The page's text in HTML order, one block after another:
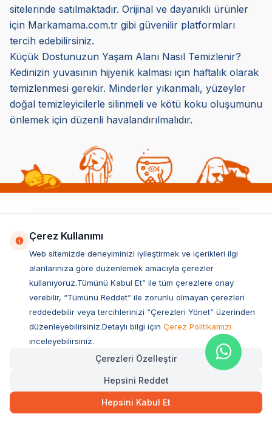
sitelerinde satılmaktadır. Orijinal ve dayanıklı ürünler
için Markamama.com.tr gibi güvenilir platformları
tercih edebilirsiniz.
Küçük Dostunuzun Yaşam Alanı Nasıl Temizlenir?
Kedinizin yuvasının hijyenik kalması için haftalık olarak
temizlenmesi gerekir. Minderler yıkanmalı, yüzeyler
doğal temizleyicilerle silinmeli ve kötü koku oluşumunu
önlemek için düzenli havalandırılmalıdır.
Kedi Maması
Kısırlaştırılmış Kedi Maması
Yetişkin Kedi Maması
Kedi Kumu
Kedi Konservesi & Yaş Maması
Kedi Oyuncakları
Kedi Yatakları
Çerez Kullanımı
Web sitemizde deneyiminizi iyileştirmek ve içerikleri ilgi
alanlarınıza göre düzenlemek amacıyla çerezler
kullanıyoruz.Tümünü Kabul Et” ile tüm çerezlere onay
verebilir, “Tümünü Reddet” ile zorunlu olmayan çerezleri
reddedebilir veya tercihlerinizi “Çerezleri Yönet” üzerinden
düzenleyebilirsiniz.Detaylı bilgi için Çerez Politikamızı
inceleyebilirsiniz.
Çerezleri Özelleştir
Hepsini Reddet
Hepsini Kabul Et